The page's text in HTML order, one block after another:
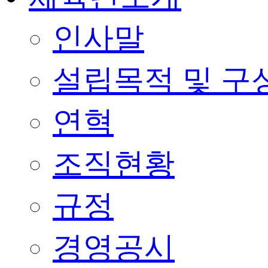
인사말
설립목적 및 구
연혁
조직현황
규정
경영공시